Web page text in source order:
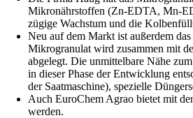
Mikronährstoffen (Zn-EDTA, Mn-
zügige Wachstum und die
Neu auf dem Markt ist außerdem
Mikrogranulat wird zusammen mit
abgelegt. Die unmittelbare Nähe
in dieser Phase der Entwicklung
der Saatmaschine), spezielle
Auch EuroChem Agrao bietet mit
werden.